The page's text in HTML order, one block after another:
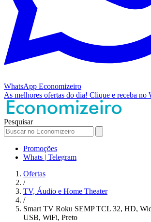
WhatsApp Economizeiro
As melhores ofertas do dia! Clique e receba no
Pesquisar
Promoções
Whats | Telegram
Ofertas
/
TV, Áudio e Home Theater
/
Smart TV Roku SEMP TCL 32, HD,
USB, WiFi, Preto